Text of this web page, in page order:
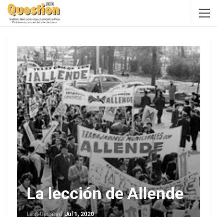
La lección de Allende
Last UpdatedJul 1, 2020